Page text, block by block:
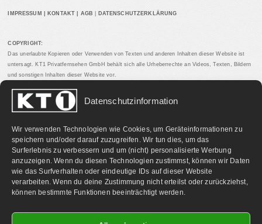
Datenschutzinformation
Wir verwenden Technologien wie Cookies, um Geräteinformationen zu
speichern und/oder darauf zuzugreifen. Wir tun dies, um das
Surferlebnis zu verbessern und um (nicht) personalisierte Werbung
anzuzeigen. Wenn du diesen Technologien zustimmst, können wir Daten
wie das Surfverhalten oder eindeutige IDs auf dieser Website
verarbeiten. Wenn du deine Zustimmung nicht erteilst oder zurückziehst,
können bestimmte Funktionen beeinträchtigt werden.
IMPRESSUM KONTAKT AGB DATENSCHUTZERKLÄRUNG
COPYRIGHT:
Das unerlaubte Kopieren oder Verwenden von Texten und anderen Inhalten dieser Website ist
untersagt. KT1 Privatfernsehen GmbH behält sich alle Urheberrechte an Videos, Texten, Bildern
und sonstigen Inhalten dieser Website vor.
PARTNERLINKS: